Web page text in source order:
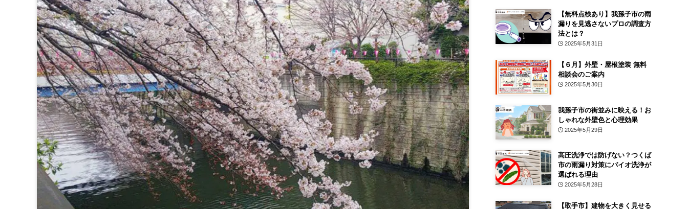
【無料点検あり】我孫子市の雨
漏りを見逃さないプロの調査方
法とは？
2025年5月31日
【６月】外壁・屋根塗装 無料
相談会のご案内
2025年5月30日
我孫子市の街並みに映える！お
しゃれな外壁色と心理効果
2025年5月29日
高圧洗浄では防げない？つくば
市の雨漏り対策にバイオ洗浄が
選ばれる理由
2025年5月28日
【取手市】建物を大きく見せる